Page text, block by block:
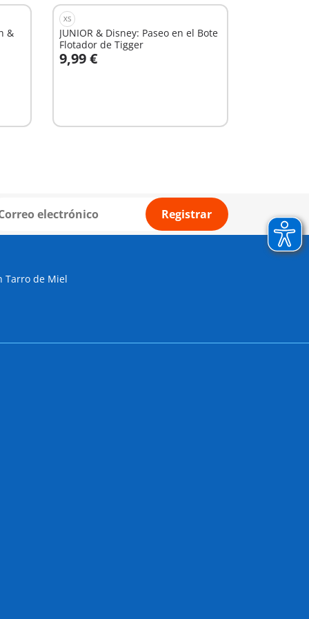
&
XS
JUNIOR & Disney: Paseo en el Bote
Flotador de Tigger
9,99 €
A la cesta
Registrar
Tarro de Miel